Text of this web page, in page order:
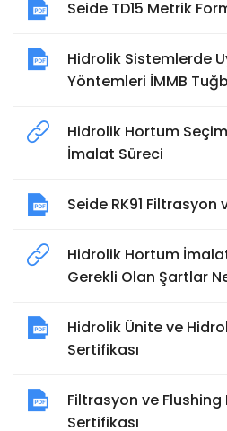
Seide TD15 Metrik
Hidrolik Sistemlerde
Yöntemleri İMMB
Hidrolik Hortum
İmalat Süreci
Seide RK91 Filtrasyon
Hidrolik Hortum
Gerekli Olan Şartlar
Hidrolik Ünite ve
Sertifikası
Filtrasyon ve Flushing
Sertifikası